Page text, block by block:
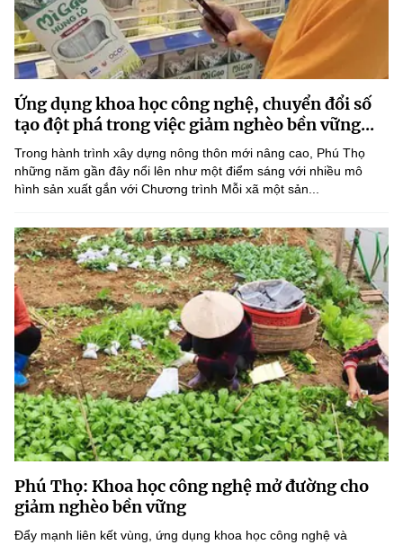
Ứng dụng khoa học công nghệ, chuyển đổi số
tạo đột phá trong việc giảm nghèo bền vững...
Trong hành trình xây dựng nông thôn mới nâng cao, Phú Thọ
những năm gần đây nổi lên như một điểm sáng với nhiều mô
hình sản xuất gắn với Chương trình Mỗi xã một sản...
Phú Thọ: Khoa học công nghệ mở đường cho
giảm nghèo bền vững
Đẩy mạnh liên kết vùng, ứng dụng khoa học công nghệ và